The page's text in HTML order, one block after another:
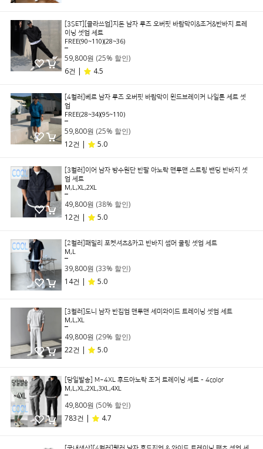
[3SET][클라쓰업]지돈 남자 루즈 오버핏 바람막이&조거&반바지 트레
이닝 셋업 세트
FREE(90~110)(28~36)
59,800원 (25% 할인)
6건 |
4.5
[4컬러]베르 남자 루즈 오버핏 바람막이 윈드브레이커 나일론 세트 셋
업
FREE(28~34)(95~110)
59,800원 (25% 할인)
12건 |
5.0
[3컬러]이어 남자 방수원단 반팔 아노락 맨투맨 스트링 밴딩 반바지 셋
업 세트
M,L,XL,2XL
49,800원 (38% 할인)
12건 |
5.0
[2컬러]패밀리 포켓셔츠&카고 반바지 썸머 쿨링 셋업 세트
M,L
39,800원 (33% 할인)
14건 |
5.0
[3컬러]도니 남자 반집업 맨투맨 세미와이드 트레이닝 셋업 세트
M,L,XL
49,800원 (29% 할인)
22건 |
5.0
[당일발송] M~4XL 후드아노락 조거 트레이닝 세트 - 4color
M,L,XL,2XL,3XL,4XL
49,800원 (50% 할인)
783건 |
4.7